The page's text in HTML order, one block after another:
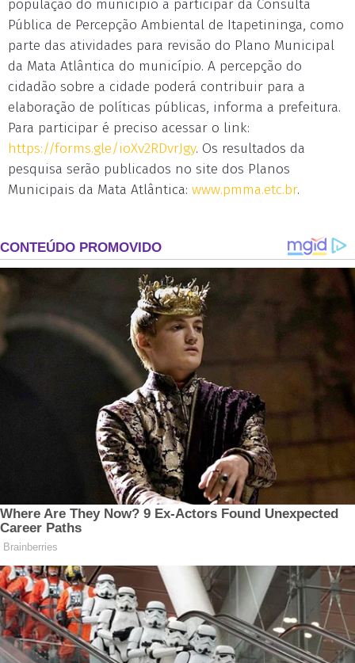
população do município a participar da Consulta
Pública de Percepção Ambiental de Itapetininga, como
parte das atividades para revisão do Plano Municipal
da Mata Atlântica do município. A percepção do
cidadão sobre a cidade poderá contribuir para a
elaboração de políticas públicas, informa a prefeitura.
Para participar é preciso acessar o link:
https://forms.gle/ioXv2RDvrJgy. Os resultados da
pesquisa serão publicados no site dos Planos
Municipais da Mata Atlântica: www.pmma.etc.br.